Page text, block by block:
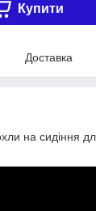
Купити
Доставка
на сидіння